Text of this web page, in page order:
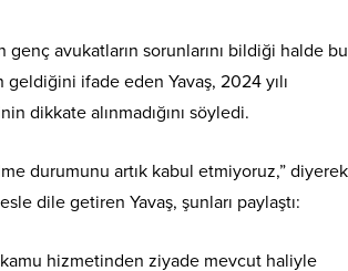
genç avukatların sorunlarını bildiği halde bu
ifade eden Yavaş, 2024 yılı
dikkate alınmadığını söyledi.
durumunu artık kabul etmiyoruz,” diyerek
dile getiren Yavaş, şunları paylaştı:
hizmetinden ziyade mevcut haliyle